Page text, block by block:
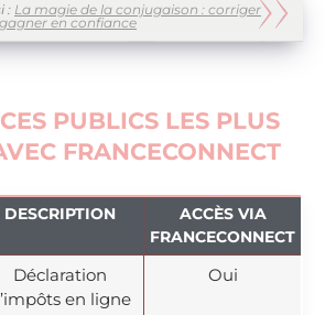
: La magie de la conjugaison : corriger
en confiance
PUBLICS LES PLUS
FRANCECONNECT
DESCRIPTION
ACCÈS VIA
FRANCECONNECT
Déclaration
en ligne
Oui